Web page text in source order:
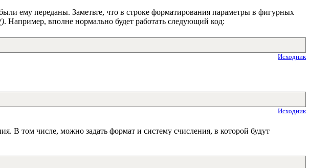
ему переданы. Заметьте, что в строке форматирования параметры в фигурных
. Например, вполне нормально будет работать следующий код:
Исходник
Исходник
В том числе, можно задать формат и систему счисления, в которой будут